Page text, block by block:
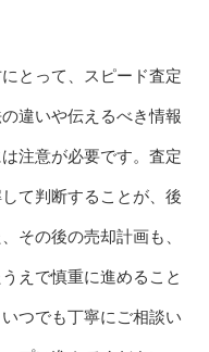
とって、スピード査定
違いや伝えるべき情報
注意が必要です。査定
て判断することが、後
その後の売却計画も、
えで慎重に進めること
つでも丁寧にご相談い